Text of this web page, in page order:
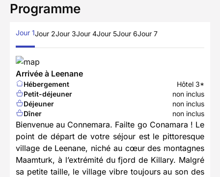
Programme
Jour 1Jour 2Jour 3Jour 4Jour 5Jour 6Jour 7
Arrivée à Leenane
Hébergement
Hôtel 3*
Petit-déjeuner
non inclus
Déjeuner
non inclus
Dîner
non inclus
Bienvenue au Connemara. Failte go Conamara ! Le
point de départ de votre séjour est le pittoresque
village de Leenane, niché au cœur des montagnes
Maamturk, à l’extrémité du fjord de Killary. Malgré
sa petite taille, le village vibre toujours au son des